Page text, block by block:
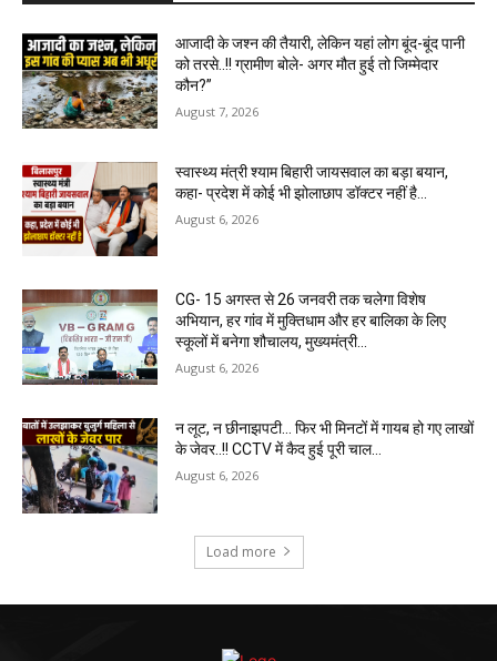
आजादी के जश्न की तैयारी, लेकिन यहां लोग बूंद-बूंद पानी
को तरसे..!! ग्रामीण बोले- अगर मौत हुई तो जिम्मेदार
कौन?”
August 7, 2026
स्वास्थ्य मंत्री श्याम बिहारी जायसवाल का बड़ा बयान,
कहा- प्रदेश में कोई भी झोलाछाप डॉक्टर नहीं है…
August 6, 2026
CG- 15 अगस्त से 26 जनवरी तक चलेगा विशेष
अभियान, हर गांव में मुक्तिधाम और हर बालिका के लिए
स्कूलों में बनेगा शौचालय, मुख्यमंत्री...
August 6, 2026
न लूट, न छीनाझपटी… फिर भी मिनटों में गायब हो गए लाखों
के जेवर..!! CCTV में कैद हुई पूरी चाल…
August 6, 2026
Load more